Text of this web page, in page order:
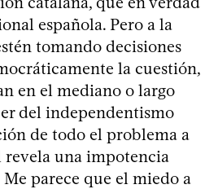
española. Pero a la
tomando decisiones
la cuestión,
en el mediano o largo
del independentismo
de todo el problema a
revela una impotencia
parece que el miedo a